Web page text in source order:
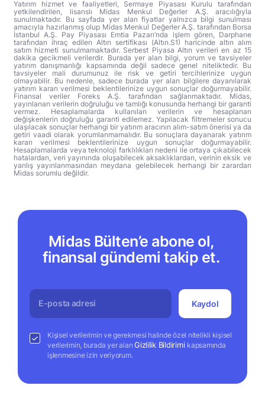
Yatırım hizmet ve faaliyetleri, Sermaye Piyasası Kurulu tarafından
yetkilendirilen, lisanslı Midas Menkul Değerler A.Ş. aracılığıyla
sunulmaktadır. Bu sayfada yer alan fiyatlar yalnızca bilgi sunulması
amacıyla hazırlanmış olup Midas Menkul Değerler A.Ş. tarafından Borsa
İstanbul A.Ş. Pay Piyasası Emtia Pazarı’nda işlem gören, Darphane
tarafından ihraç edilen Altın sertifikası (Altın.S1) haricinde altın alım
satım hizmeti sunulmamaktadır. Serbest Piyasa Altın verileri en az 15
dakika gecikmeli verilerdir. Burada yer alan bilgi, yorum ve tavsiyeler
yatırım danışmanlığı kapsamında değil sadece genel niteliktedir. Bu
tavsiyeler mali durumunuz ile risk ve getiri tercihlerinize uygun
olmayabilir. Bu nedenle, sadece burada yer alan bilgilere dayanılarak
yatırım kararı verilmesi beklentilerinize uygun sonuçlar doğurmayabilir.
Finansal veriler Foreks A.Ş. tarafından sağlanmaktadır. Midas,
yayınlanan verilerin doğruluğu ve tamlığı konusunda herhangi bir garanti
vermez. Hesaplamalarda kullanılan verilerin ve hesaplanan
değişkenlerin doğruluğu garanti edilemez. Yapılacak filtremeler sonucu
ulaşılacak sonuçlar herhangi bir yatırım aracının alım-satım önerisi ya da
getiri vaadi olarak yorumlanmamalıdır. Bu sonuçlara dayanarak yatırım
kararı verilmesi beklentilerinize uygun sonuçlar doğurmayabilir.
Hesaplamalarda veya teknoloji farklılıkları nedeni ile ortaya çıkabilecek
hatalardan, veri yayınında oluşabilecek aksaklıklardan, verinin eksik ve
yanlış yayınlanmasından meydana gelebilecek herhangi bir zarardan
Midas sorumlu değildir.
Midas Bülten’e abone ol,
finansal gündemi takip et.
Kaydol
Kişisel verilerimin ve gerekmesi halinde özel nitelikli kişisel
verilerimin, burada yer alanGizlilik Bildirimi kapsamında
işlenmesine izin veriyorum.